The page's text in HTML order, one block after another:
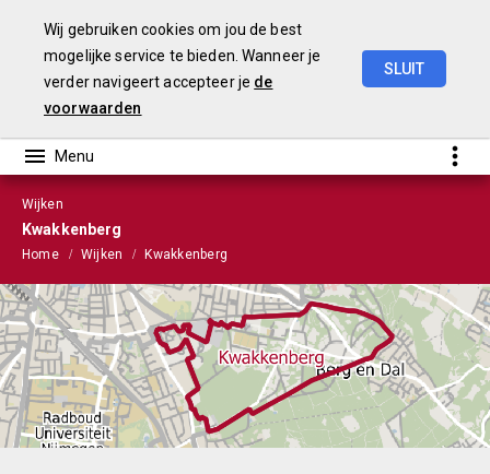
Wij gebruiken cookies om jou de best
mogelijke service te bieden. Wanneer je
verder navigeert accepteer je de
voorwaarden
SLUIT
Wijken
Kwakkenberg
Home Wijken Kwakkenberg